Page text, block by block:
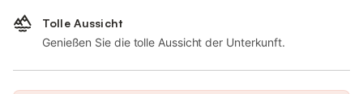
Tolle Aussicht
Genießen Sie die tolle Aussicht der Unterkunft.